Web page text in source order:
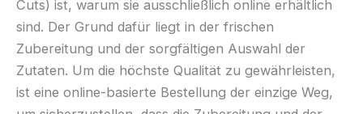
Cuts) ist, warum sie ausschließlich online erhältlich
sind. Der Grund dafür liegt in der frischen
Zubereitung und der sorgfältigen Auswahl der
Zutaten. Um die höchste Qualität zu gewährleisten,
ist eine online-basierte Bestellung der einzige Weg,